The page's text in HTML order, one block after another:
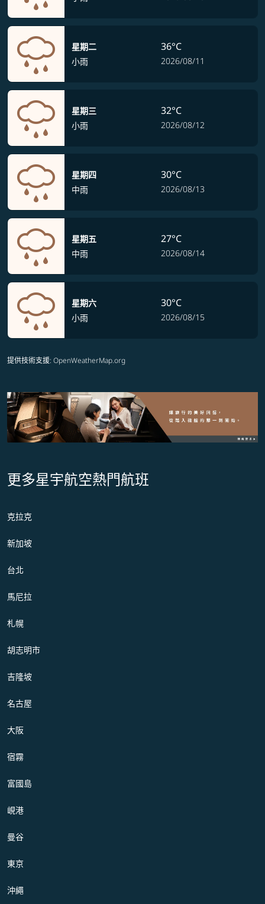
星期二
小雨
36°C
2026/08/11
星期三
小雨
32°C
2026/08/12
星期四
中雨
30°C
2026/08/13
星期五
中雨
27°C
2026/08/14
星期六
小雨
30°C
2026/08/15
提供技術支援: OpenWeatherMap.org
更多星宇航空熱門航班
克拉克
新加坡
台北
馬尼拉
札幌
胡志明市
吉隆坡
名古屋
大阪
宿霧
富國島
峴港
曼谷
東京
沖繩